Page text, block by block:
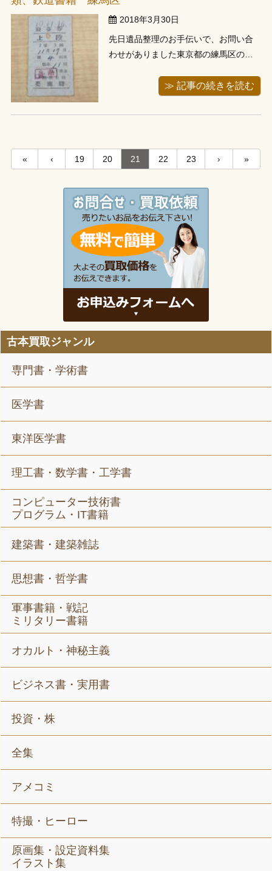
りま ...
2018年3月30日
先日遺品整理のお手伝いで、お問い合
わせがありました東京都の練馬区のお
容は亡くなられたお父様が集めていた
なりになられてしばらく経ち、整理す
場 ...
≫ 記事の続きを読む
« ‹ 19 20 21 22 23 › »
古本買取ジャンル
専門書・学術書
医学書
東洋医学書
理工書・数学書・工学書
コンピューター技術書
プログラム・IT書籍
建築書・建築雑誌
思想書・哲学書
軍事書籍・戦記
ミリタリー書籍
オカルト・神秘主義
ビジネス書・実用書
投資・株
全集
アメコミ
特撮・ヒーロー
原画集・設定資料集
イラスト集